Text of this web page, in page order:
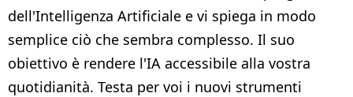
dell'Intelligenza Artificiale e vi spiega in modo
semplice ciò che sembra complesso. Il suo
obiettivo è rendere l'IA accessibile alla vostra
quotidianità. Testa per voi i nuovi strumenti